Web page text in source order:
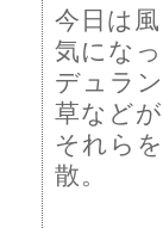
今日は
気になっ
デュラ
草など
それら
散。